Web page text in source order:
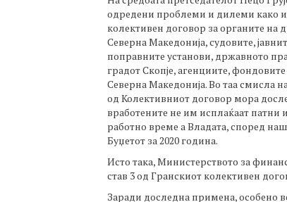
одредени проблеми и дилеми како
колективен договор за органите на
Северна Македонија, судовите,
поправните установи, државното
градот Скопје, агенциите,
Северна Македонија. Во таа смисла
од Колективниот договор мора
вработените не им исплаќаат патни
работно време а Владата, според
Буџетот за 2020 година.
Исто така, Министерството за
став 3 од Гранскиот колективен
Заради доследна примена, особено